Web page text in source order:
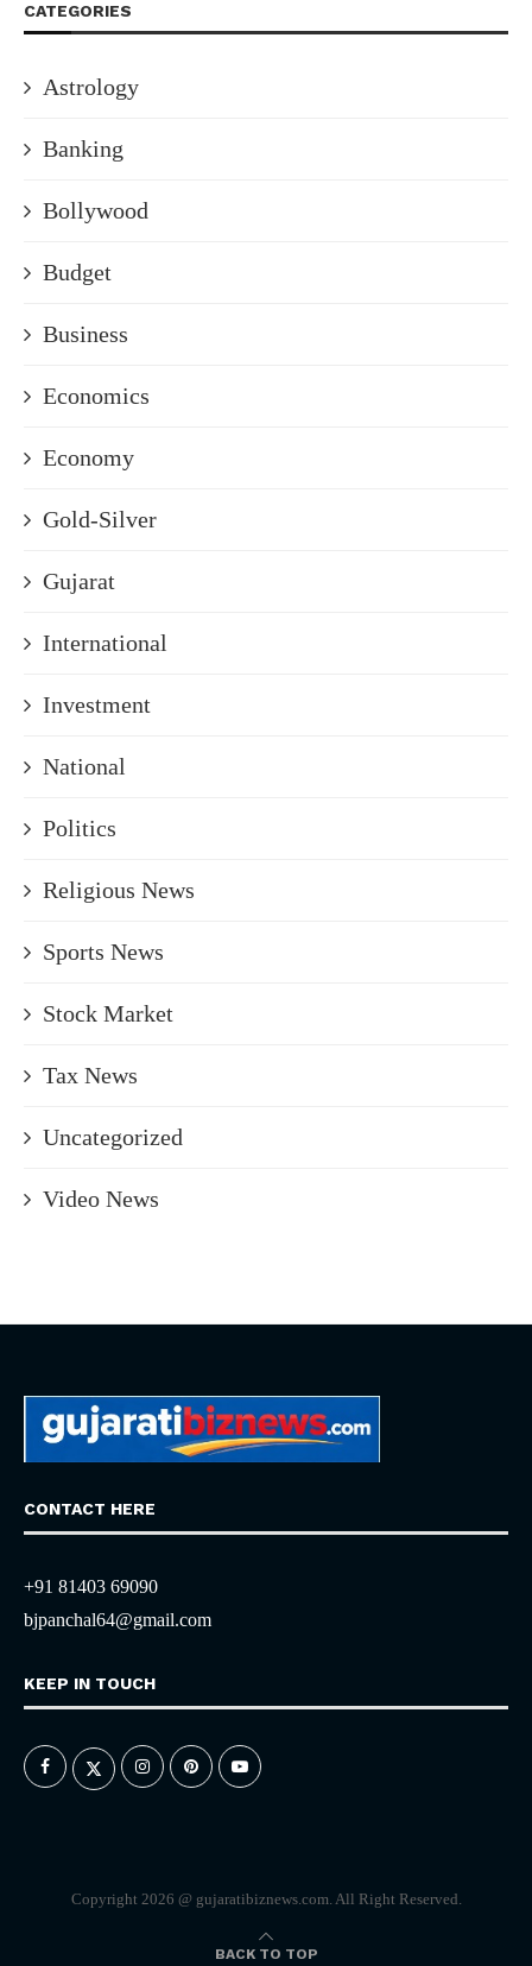
CATEGORIES
Astrology
Banking
Bollywood
Budget
Business
Economics
Economy
Gold-Silver
Gujarat
International
Investment
National
Politics
Religious News
Sports News
Stock Market
Tax News
Uncategorized
Video News
CONTACT HERE
+91 81403 69090
bjpanchal64@gmail.com
KEEP IN TOUCH
Copyright 2026 @ gujaratibiznews.com. All Right Reserved.
BACK TO TOP